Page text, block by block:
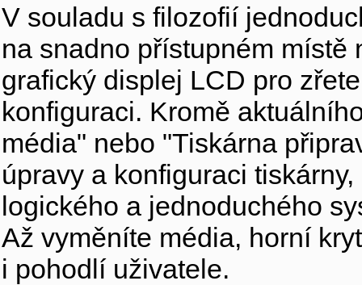
V souladu s filozofií
na snadno přístupném místě
grafický displej LCD pro
konfiguraci. Kromě
média" nebo "Tiskárna
úpravy a konfiguraci
logického a jednoduchého
Až vyměníte média, horní
i pohodlí uživatele.